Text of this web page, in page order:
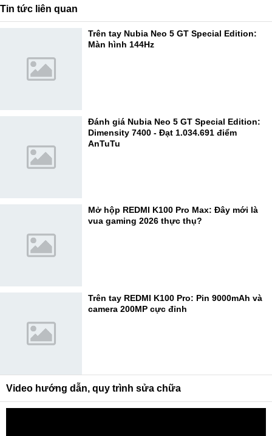
Tin tức liên quan
Trên tay Nubia Neo 5 GT Special Edition:
Màn hình 144Hz
Đánh giá Nubia Neo 5 GT Special Edition:
Dimensity 7400 - Đạt 1.034.691 điểm
AnTuTu
Mở hộp REDMI K100 Pro Max: Đây mới là
vua gaming 2026 thực thụ?
Trên tay REDMI K100 Pro: Pin 9000mAh và
camera 200MP cực đỉnh
Video hướng dẫn, quy trình sửa chữa